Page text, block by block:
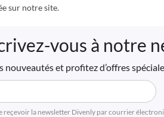
sur notre site.
vous à notre
nouveautés et profitez d’offres
reçevoir la newsletter Divenly par courrier